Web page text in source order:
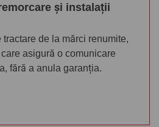
și instalații
de la mărci renumite,
asigură o comunicare
fără a anula garanția.